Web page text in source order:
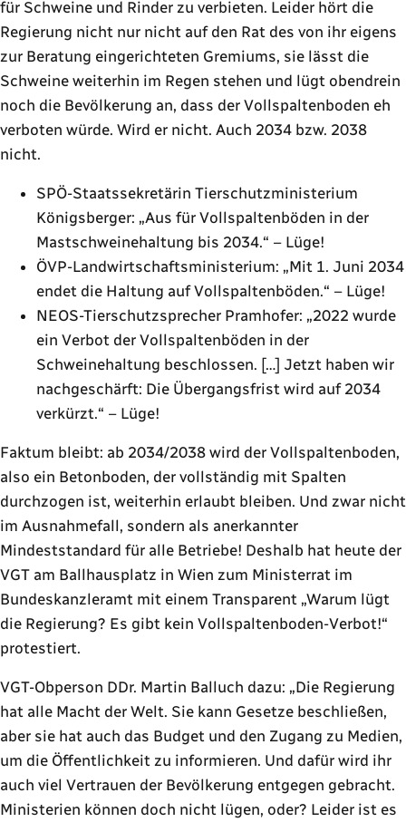
für Schweine und Rinder zu verbieten. Leider hört die
Regierung nicht nur nicht auf den Rat des von ihr eigens
zur Beratung eingerichteten Gremiums, sie lässt die
Schweine weiterhin im Regen stehen und lügt obendrein
noch die Bevölkerung an, dass der Vollspaltenboden eh
verboten würde. Wird er nicht. Auch 2034 bzw. 2038
nicht.
SPÖ-Staatssekretärin Tierschutzministerium
Königsberger: „Aus für Vollspaltenböden in der
Mastschweinehaltung bis 2034.“ – Lüge!
ÖVP-Landwirtschaftsministerium: „Mit 1. Juni 2034
endet die Haltung auf Vollspaltenböden.“ – Lüge!
NEOS-Tierschutzsprecher Pramhofer: „2022 wurde
ein Verbot der Vollspaltenböden in der
Schweinehaltung beschlossen. […] Jetzt haben wir
nachgeschärft: Die Übergangsfrist wird auf 2034
verkürzt.“ – Lüge!
Faktum bleibt: ab 2034/2038 wird der Vollspaltenboden,
also ein Betonboden, der vollständig mit Spalten
durchzogen ist, weiterhin erlaubt bleiben. Und zwar nicht
im Ausnahmefall, sondern als anerkannter
Mindeststandard für alle Betriebe! Deshalb hat heute der
VGT am Ballhausplatz in Wien zum Ministerrat im
Bundeskanzleramt mit einem Transparent „Warum lügt
die Regierung? Es gibt kein Vollspaltenboden-Verbot!“
protestiert.
VGT-Obperson DDr. Martin Balluch dazu: „Die Regierung
hat alle Macht der Welt. Sie kann Gesetze beschließen,
aber sie hat auch das Budget und den Zugang zu Medien,
um die Öffentlichkeit zu informieren. Und dafür wird ihr
auch viel Vertrauen der Bevölkerung entgegen gebracht.
Ministerien können doch nicht lügen, oder? Leider ist es